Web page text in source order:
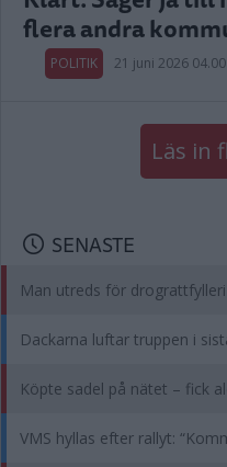
flera andra
POLITIK 21 juni 2026 04.00
Läs in
SENASTE
Man utreds för
Dackarna luftar truppen i
Köpte sadel på nätet – fick
VMS hyllas efter rallyt: